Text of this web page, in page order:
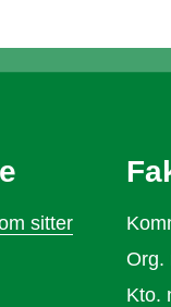
sitter
Org.
Kto.